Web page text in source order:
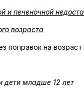
и печеночной
возраста
поправок на
дети младше 12 лет